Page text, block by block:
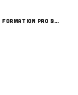
Formation Pro BPJEPS Animateur Culturel – Eco-event